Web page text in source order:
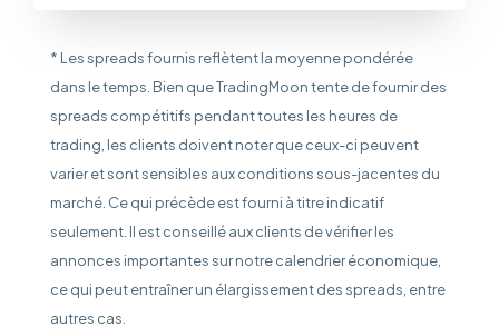
* Les spreads fournis reflètent la moyenne pondérée
dans le temps. Bien que TradingMoon tente de fournir des
spreads compétitifs pendant toutes les heures de
trading, les clients doivent noter que ceux-ci peuvent
varier et sont sensibles aux conditions sous-jacentes du
marché. Ce qui précède est fourni à titre indicatif
seulement. Il est conseillé aux clients de vérifier les
annonces importantes sur notre calendrier économique,
ce qui peut entraîner un élargissement des spreads, entre
autres cas.